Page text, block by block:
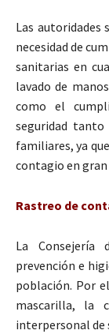
Las autoridades
necesidad de
sanitarias en
lavado de
como el
seguridad
familiares, ya
contagio en gran
Rastreo de
La Consejería
prevención e
población. Por
mascarilla, la
interpersonal de